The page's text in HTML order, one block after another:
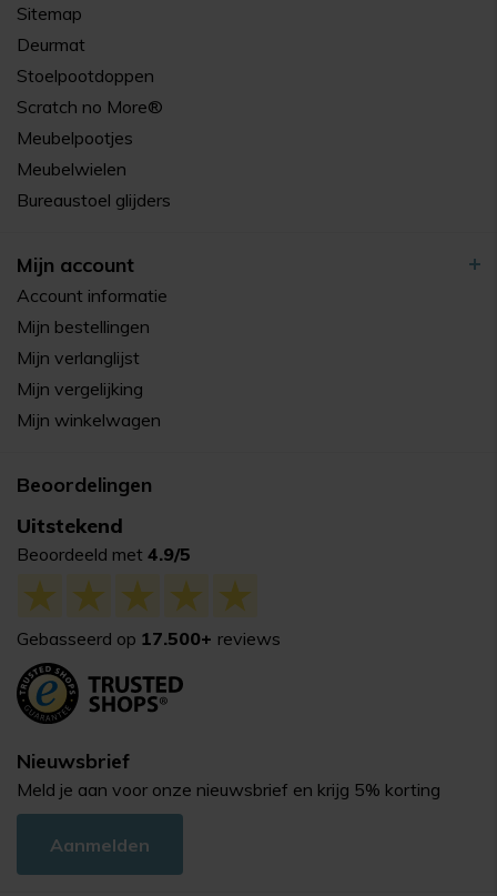
Sitemap
Deurmat
Stoelpootdoppen
Scratch no More®
Meubelpootjes
Meubelwielen
Bureaustoel glijders
Mijn account
Account informatie
Mijn bestellingen
Mijn verlanglijst
Mijn vergelijking
Mijn winkelwagen
Beoordelingen
Uitstekend
Beoordeeld met 4.9/5
Gebasseerd op 17.500+ reviews
Nieuwsbrief
Meld je aan voor onze nieuwsbrief en krijg 5% korting
Aanmelden